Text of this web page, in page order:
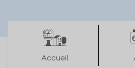
Accueil